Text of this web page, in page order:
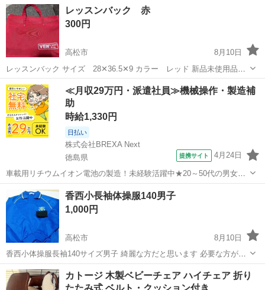
レッスンバック 赤
300円
高松市
8月10日
レッスンバック サイズ 28✕36.5✕9 カラー レッド 新品未使用品で
す
香川 高松市 その他 レッド
≪月収29万円・派遣社員≫機械操作・製造補
助
時給1,330円
日払い
株式会社BREXA Next
徳島県
提携サイト 4月24日
車載用リチウムイオン電池の製造！未経験活躍中★20～50代の男女活
躍中！寮費無料★備品付き1R寮完備！自宅からマイカー通勤OK！無料
駐車場完備◎正社員登用制度あり！《徳島県板野郡松茂町》 人気の工
場のお仕事 ◇車載用リチウ...
徳島 その他
香西小長袖体操服140男子
1,000円
高松市
8月10日
香西小体操服長袖140サイズ男子 綺麗な方だと思います 必要な方が居
ましたら
香川 高松市 キッズ用品 男子
カトージ 木製ベビーチェア ハイチェア 折り